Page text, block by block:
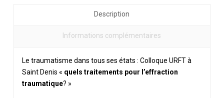
Description
Informations complémentaires
Le traumatisme dans tous ses états : Colloque URFT à
Saint Denis « quels traitements pour l’effraction
traumatique? »